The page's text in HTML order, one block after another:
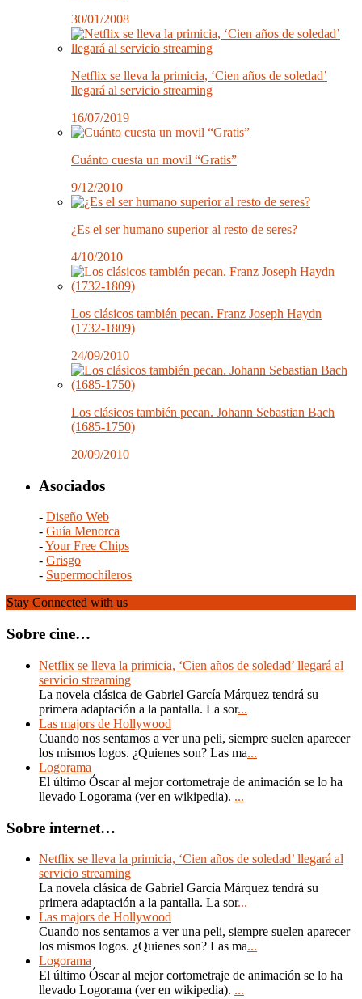
30/01/2008
Netflix se lleva la primicia, ‘Cien años de soledad’
llegará al servicio streaming
16/07/2019
Cuánto cuesta un movil “Gratis”
9/12/2010
¿Es el ser humano superior al resto de seres?
4/10/2010
Los clásicos también pecan. Franz Joseph Haydn
(1732-1809)
24/09/2010
Los clásicos también pecan. Johann Sebastian Bach
(1685-1750)
20/09/2010
Asociados
- Diseño Web
- Guía Menorca
-Your Free Chips
- Grisgo
- Supermochileros
Stay Connected with us
Sobre cine…
Netflix se lleva la primicia, ‘Cien años de soledad’ llegará al
servicio streaming
La novela clásica de Gabriel García Márquez tendrá su
primera adaptación a la pantalla. La sor...
Las majors de Hollywood
Cuando nos sentamos a ver una peli, siempre suelen aparecer
los mismos logos. ¿Quienes son? Las ma...
Logorama
El último Óscar al mejor cortometraje de animación se lo ha
llevado Logorama (ver en wikipedia). ...
Sobre internet…
Netflix se lleva la primicia, ‘Cien años de soledad’ llegará al
servicio streaming
La novela clásica de Gabriel García Márquez tendrá su
primera adaptación a la pantalla. La sor...
Las majors de Hollywood
Cuando nos sentamos a ver una peli, siempre suelen aparecer
los mismos logos. ¿Quienes son? Las ma...
Logorama
El último Óscar al mejor cortometraje de animación se lo ha
llevado Logorama (ver en wikipedia). ...